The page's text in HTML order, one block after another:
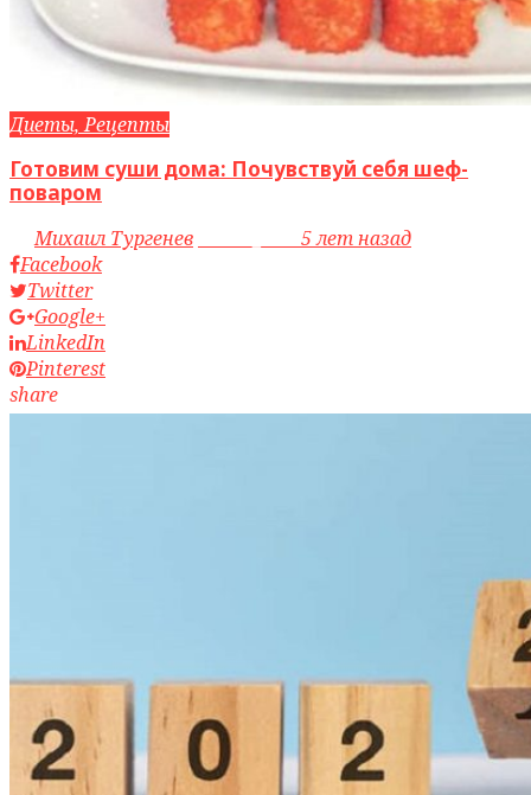
Диеты, Рецепты
Готовим суши дома: Почувствуй себя шеф-
поваром
byМихаил Тургенев
5 лет назад
Facebook
Twitter
Google+
LinkedIn
Pinterest
share